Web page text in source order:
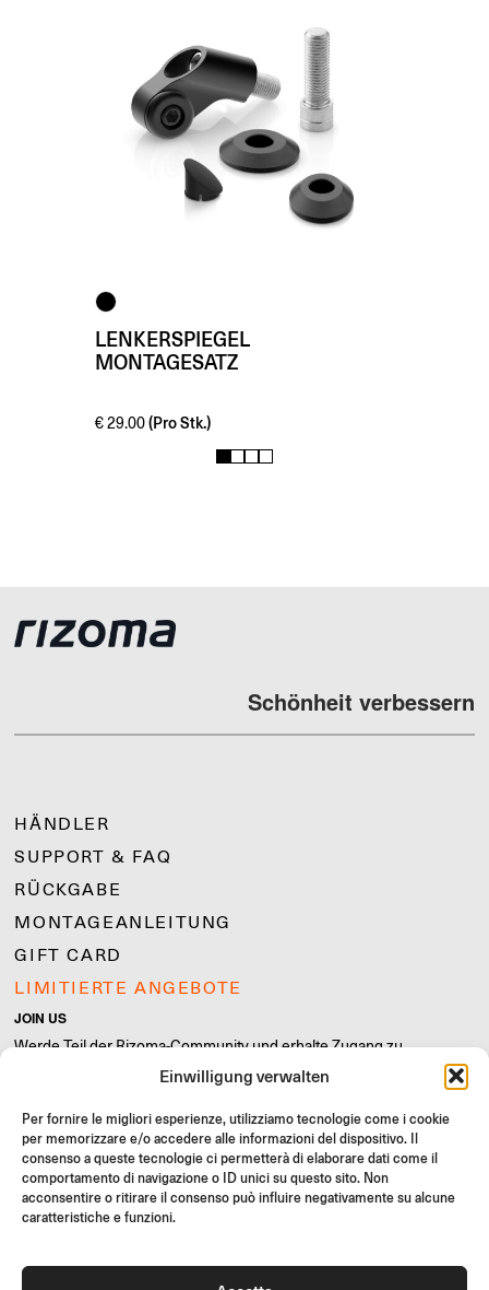
Einwilligung verwalten
Per fornire le migliori esperienze, utilizziamo tecnologie come i cookie
per memorizzare e/o accedere alle informazioni del dispositivo. Il
consenso a queste tecnologie ci permetterà di elaborare dati come il
comportamento di navigazione o ID unici su questo sito. Non
acconsentire o ritirare il consenso può influire negativamente su alcune
caratteristiche e funzioni.
LENKERSPIEGEL
MONTAGESATZ
€29.00 (Pro Stk.)
1 2 3 4
Schönheit verbessern
HÄNDLER
SUPPORT & FAQ
RÜCKGABE
MONTAGEANLEITUNG
GIFT CARD
LIMITIERTE ANGEBOTE
JOIN US
Werde Teil der Rizoma-Community und erhalte Zugang zu
exklusiven Inhalten und Sonderangeboten!
Registrieren
Cookie Policy
Datenschutzrichtlinie